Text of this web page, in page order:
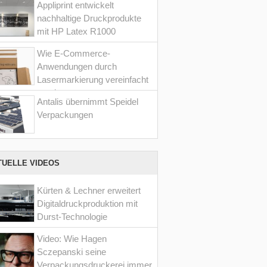
Appliprint entwickelt
nachhaltige Druckprodukte
mit HP Latex R1000
Wie E-Commerce-
Anwendungen durch
Lasermarkierung vereinfacht
werden
Antalis übernimmt Speidel
Verpackungen
VIDEOS
Kürten & Lechner erweitert
Digitaldruckproduktion mit
Durst-Technologie
Video: Wie Hagen
Sczepanski seine
Verpackungsdruckerei immer